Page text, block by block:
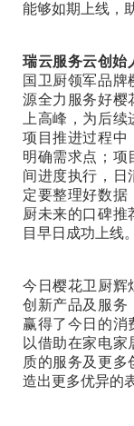
能够如期上线，
瑞云服务云创始
国卫厨领军品牌
源全力服务好樱
上高峰，为后
项目推进过程中
明确需求点；项
间进度执行，日
定要整理好数据
厨未来的口碑推
目早日成功上线。
今日樱花卫厨辉
创新产品及服务
赢得了今日的消
以借助在家电
质的服务及更多
造出更多优异的